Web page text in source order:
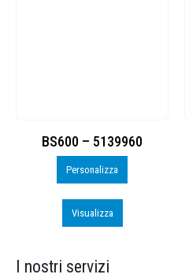
BS600 – 5139960
Personalizza
Visualizza
I nostri servizi